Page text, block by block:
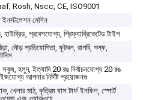
Rosh, Nscc, CE, ISO9001
ইনস্টলেশন মেশিন
হাইব্রিড, প্রবেশযোগ্য, প্রিফ্যাব্রিকেটেড টাইপ
দৌড় প্রতিযোগিতা, ফুটবল, রাগবি, গল্ফ,
সবুজ, হলুদ, ইত্যাদি 20 রঙ নির্বাচনযোগ্য 20 রঙ
আপনার নির্দিষ্ট প্রয়োজনগু
খেলার মাঠ, কৃত্রিম ঘাস টার্ফ ইনফিল, স্পোর্ট